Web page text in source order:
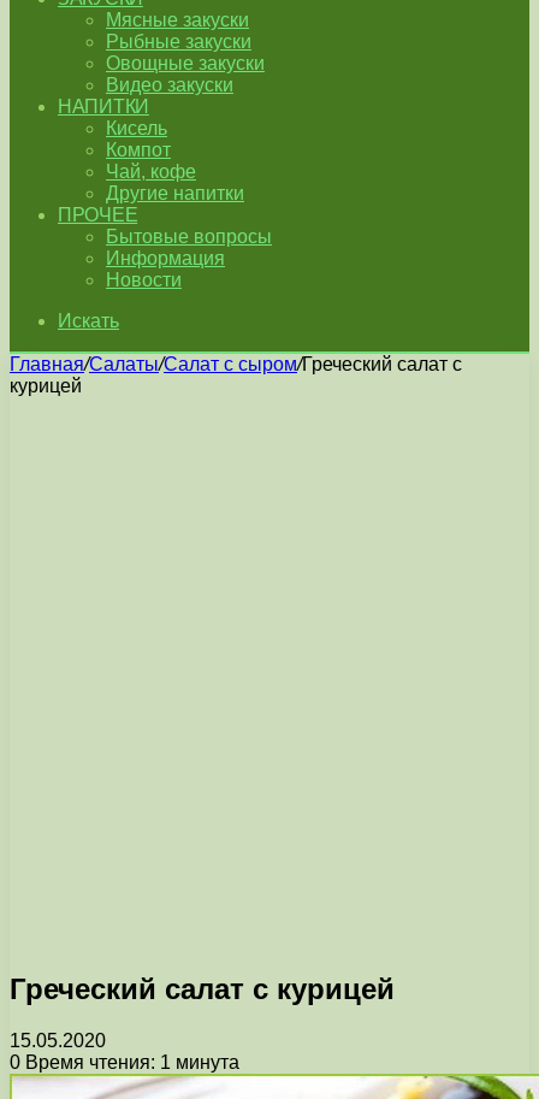
Мясные закуски
Рыбные закуски
Овощные закуски
Видео закуски
НАПИТКИ
Кисель
Компот
Чай, кофе
Другие напитки
ПРОЧЕЕ
Бытовые вопросы
Информация
Новости
Искать
Главная/Салаты/Салат с сыром/Греческий салат с
курицей
Греческий салат с курицей
15.05.2020
0 Время чтения: 1 минута